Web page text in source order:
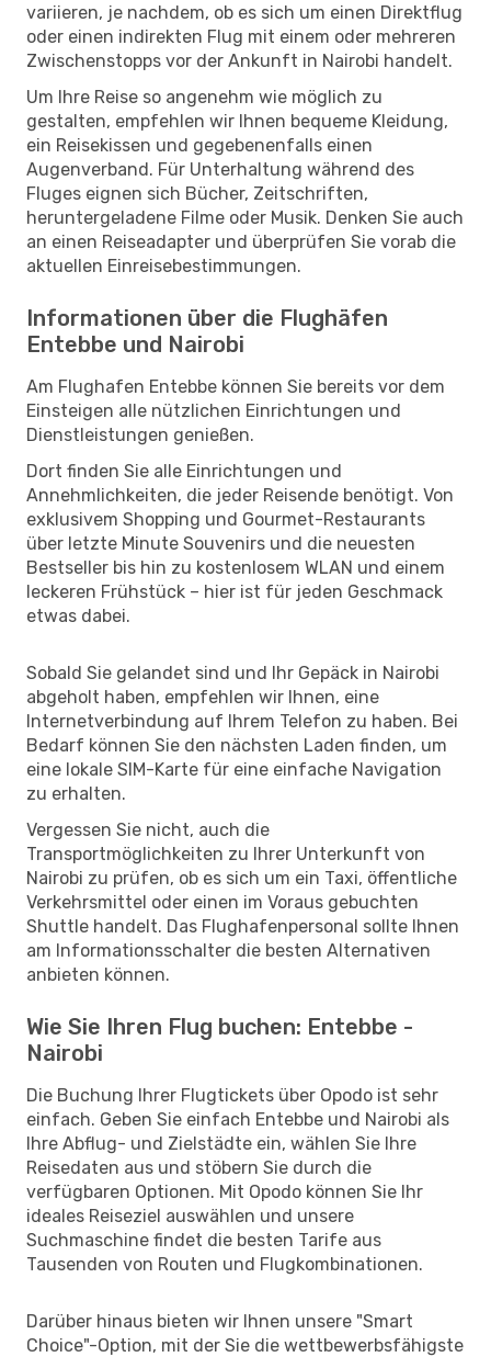
variieren, je nachdem, ob es sich um einen Direktflug
oder einen indirekten Flug mit einem oder mehreren
Zwischenstopps vor der Ankunft in Nairobi handelt.
Um Ihre Reise so angenehm wie möglich zu
gestalten, empfehlen wir Ihnen bequeme Kleidung,
ein Reisekissen und gegebenenfalls einen
Augenverband. Für Unterhaltung während des
Fluges eignen sich Bücher, Zeitschriften,
heruntergeladene Filme oder Musik. Denken Sie auch
an einen Reiseadapter und überprüfen Sie vorab die
aktuellen Einreisebestimmungen.
Informationen über die Flughäfen
Entebbe und Nairobi
Am Flughafen Entebbe können Sie bereits vor dem
Einsteigen alle nützlichen Einrichtungen und
Dienstleistungen genießen.
Dort finden Sie alle Einrichtungen und
Annehmlichkeiten, die jeder Reisende benötigt. Von
exklusivem Shopping und Gourmet-Restaurants
über letzte Minute Souvenirs und die neuesten
Bestseller bis hin zu kostenlosem WLAN und einem
leckeren Frühstück – hier ist für jeden Geschmack
etwas dabei.
Sobald Sie gelandet sind und Ihr Gepäck in Nairobi
abgeholt haben, empfehlen wir Ihnen, eine
Internetverbindung auf Ihrem Telefon zu haben. Bei
Bedarf können Sie den nächsten Laden finden, um
eine lokale SIM-Karte für eine einfache Navigation
zu erhalten.
Vergessen Sie nicht, auch die
Transportmöglichkeiten zu Ihrer Unterkunft von
Nairobi zu prüfen, ob es sich um ein Taxi, öffentliche
Verkehrsmittel oder einen im Voraus gebuchten
Shuttle handelt. Das Flughafenpersonal sollte Ihnen
am Informationsschalter die besten Alternativen
anbieten können.
Wie Sie Ihren Flug buchen: Entebbe -
Nairobi
Die Buchung Ihrer Flugtickets über Opodo ist sehr
einfach. Geben Sie einfach Entebbe und Nairobi als
Ihre Abflug- und Zielstädte ein, wählen Sie Ihre
Reisedaten aus und stöbern Sie durch die
verfügbaren Optionen. Mit Opodo können Sie Ihr
ideales Reiseziel auswählen und unsere
Suchmaschine findet die besten Tarife aus
Tausenden von Routen und Flugkombinationen.
Darüber hinaus bieten wir Ihnen unsere "Smart
Choice"-Option, mit der Sie die wettbewerbsfähigste